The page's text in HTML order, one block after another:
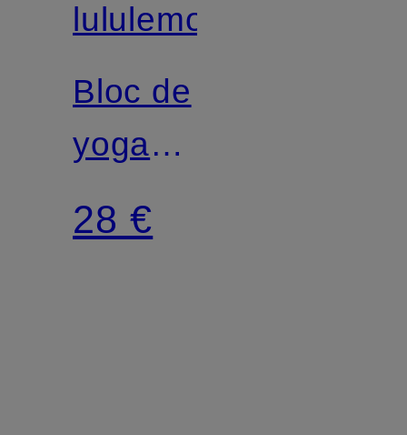
lululemon
Bloc de
yoga
INNER
FLOW
28 €